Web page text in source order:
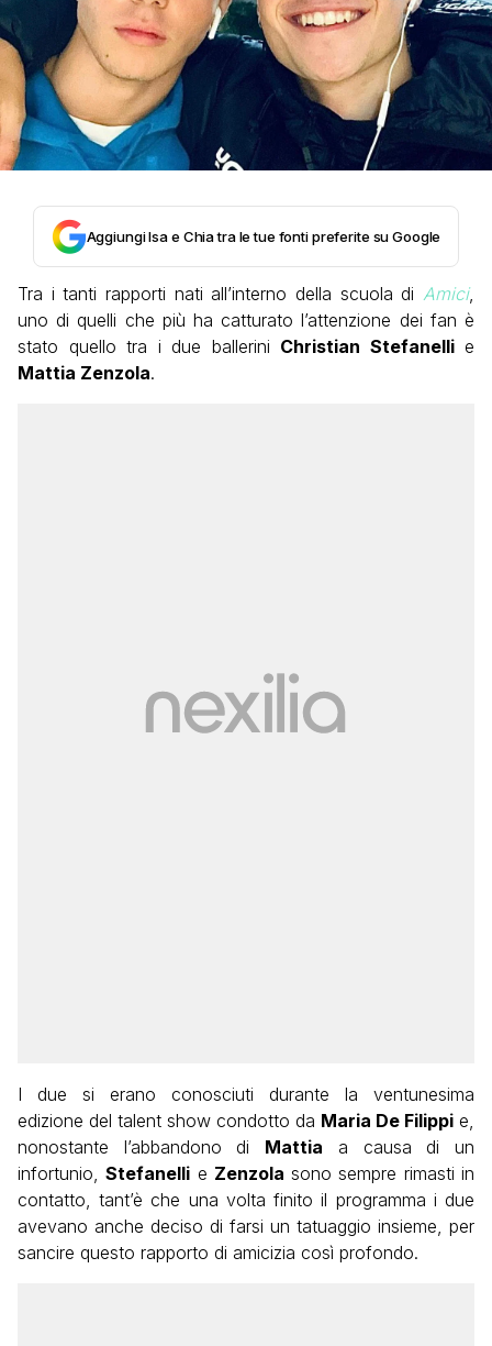
Aggiungi Isa e Chia tra le tue fonti preferite su Google
Tra i tanti rapporti nati all’interno della scuola di Amici,
uno di quelli che più ha catturato l’attenzione dei fan è
stato quello tra i due ballerini Christian Stefanellie
Mattia Zenzola.
I due si erano conosciuti durante la ventunesima
edizione del talent show condotto da Maria De Filippi e,
nonostante l’abbandono di Mattia a causa di un
infortunio,Stefanelli e Zenzola sono sempre rimasti in
contatto, tant’è che una volta finito il programma i due
avevano anche deciso di farsi un tatuaggio insieme, per
sancire questo rapporto di amicizia così profondo.